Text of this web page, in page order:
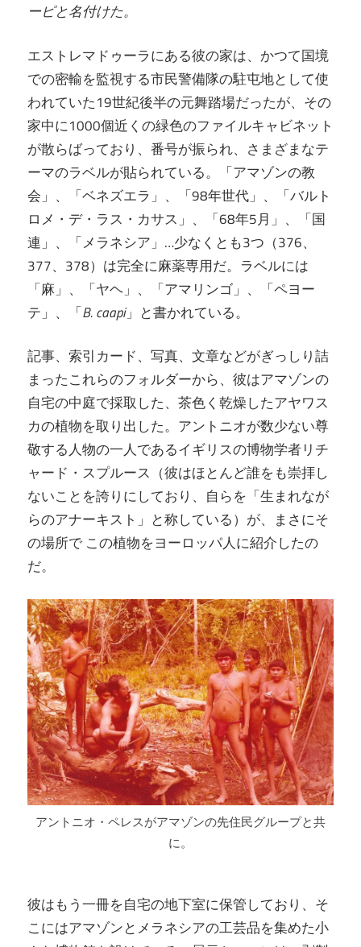
ーピと名付けた。
エストレマドゥーラにある彼の家は、かつて国境
での密輸を監視する市民警備隊の駐屯地として使
われていた19世紀後半の元舞踏場だったが、その
家中に1000個近くの緑色のファイルキャビネット
が散らばっており、番号が振られ、さまざまなテ
ーマのラベルが貼られている。「アマゾンの教
会」、「ベネズエラ」、「98年世代」、「バルト
ロメ・デ・ラス・カサス」、「68年5月」、「国
連」、「メラネシア」…少なくとも3つ（376、
377、378）は完全に麻薬専用だ。ラベルには
「麻」、「ヤヘ」、「アマリンゴ」、「ペヨー
テ」、「B. caapi」と書かれている。
記事、索引カード、写真、文章などがぎっしり詰
まったこれらのフォルダーから、彼はアマゾンの
自宅の中庭で採取した、茶色く乾燥したアヤワス
カの植物を取り出した。アントニオが数少ない尊
敬する人物の一人であるイギリスの博物学者リチ
ャード・スプルース（彼はほとんど誰をも崇拝し
ないことを誇りにしており、自らを「生まれなが
らのアナーキスト」と称している）が、まさにそ
の場所で この植物をヨーロッパ人に紹介したの
だ。
アントニオ・ペレスがアマゾンの先住民グループと共
に。
彼はもう一冊を自宅の地下室に保管しており、そ
こにはアマゾンとメラネシアの工芸品を集めた小